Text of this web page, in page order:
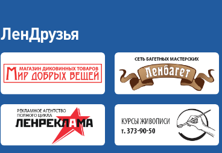
ЛенДрузья